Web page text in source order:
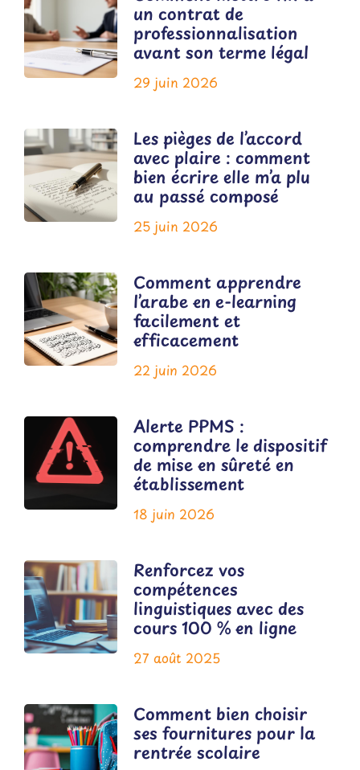
un contrat de
professionnalisation
avant son terme légal
29 juin 2026
Les pièges de l’accord
avec plaire : comment
bien écrire elle m’a plu
au passé composé
25 juin 2026
Comment apprendre
l’arabe en e-learning
facilement et
efficacement
22 juin 2026
Alerte PPMS :
comprendre le dispositif
de mise en sûreté en
établissement
18 juin 2026
Renforcez vos
compétences
linguistiques avec des
cours 100 % en ligne
27 août 2025
Comment bien choisir
ses fournitures pour la
rentrée scolaire